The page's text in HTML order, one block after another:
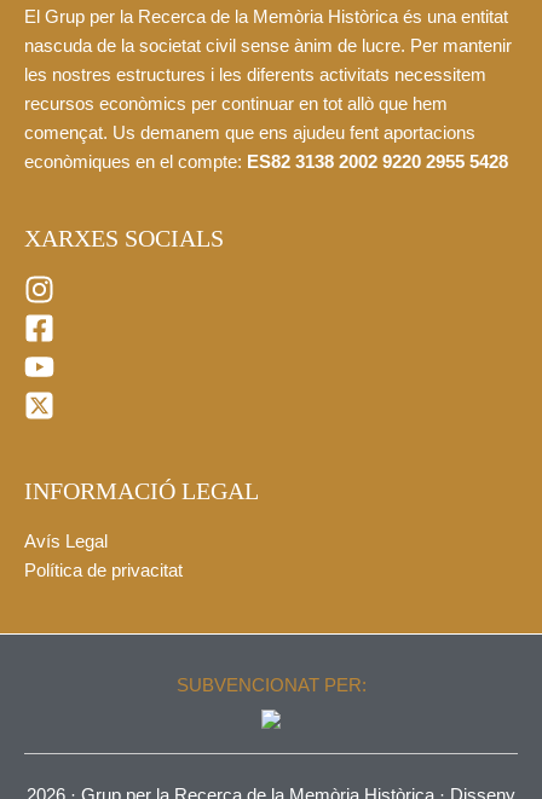
El Grup per la Recerca de la Memòria Històrica és una entitat
nascuda de la societat civil sense ànim de lucre. Per mantenir
les nostres estructures i les diferents activitats necessitem
recursos econòmics per continuar en tot allò que hem
començat. Us demanem que ens ajudeu fent aportacions
econòmiques en el compte: ES82 3138 2002 9220 2955 5428
XARXES SOCIALS
INFORMACIÓ LEGAL
Avís Legal
Política de privacitat
SUBVENCIONAT PER: